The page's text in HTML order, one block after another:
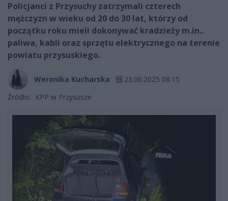
Policjanci z Przysuchy zatrzymali czterech
mężczyzn w wieku od 20 do 30 lat, którzy od
początku roku mieli dokonywać kradzieży m.in..
paliwa, kabli oraz sprzętu elektrycznego na terenie
powiatu przysuskiego.
Weronika Kucharska
23.06.2025 08:15
Źródło: KPP w Przysusze